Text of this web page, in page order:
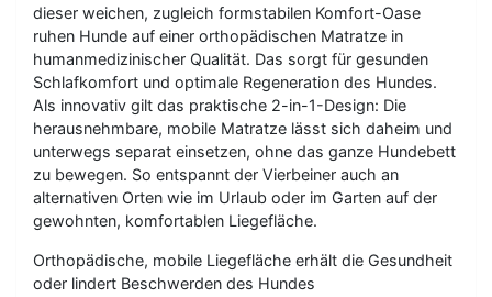
dieser weichen, zugleich formstabilen Komfort-Oase
ruhen Hunde auf einer orthopädischen Matratze in
humanmedizinischer Qualität. Das sorgt für gesunden
Schlafkomfort und optimale Regeneration des Hundes.
Als innovativ gilt das praktische 2-in-1-Design: Die
herausnehmbare, mobile Matratze lässt sich daheim und
unterwegs separat einsetzen, ohne das ganze Hundebett
zu bewegen. So entspannt der Vierbeiner auch an
alternativen Orten wie im Urlaub oder im Garten auf der
gewohnten, komfortablen Liegefläche.
Orthopädische, mobile Liegefläche erhält die Gesundheit
oder lindert Beschwerden des Hundes